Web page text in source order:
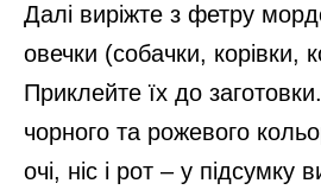
Далі виріжте з фетру
овечки (собачки, корівки,
Приклейте їх до
чорного та рожевого
очі, ніс і рот – у підсумку